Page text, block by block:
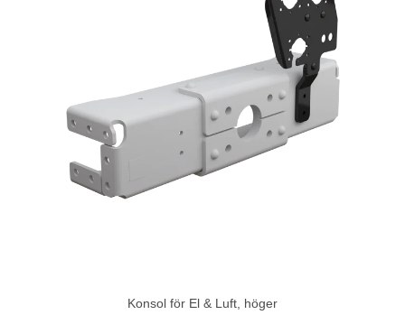
Konsol för El & Luft, höger